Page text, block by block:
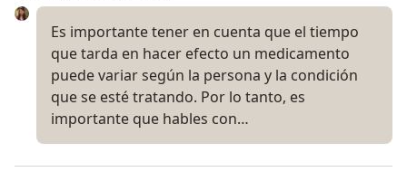
Es importante tener en cuenta que el tiempo
que tarda en hacer efecto un medicamento
puede variar según la persona y la condición
que se esté tratando. Por lo tanto, es
importante que hables con…